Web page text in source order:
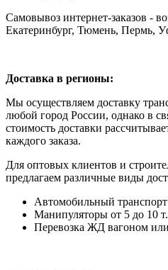
Самовывоз интернет-заказов -
Екатеринбург, Тюмень, Пермь,
Доставка в регионы:
Мы осуществляем доставку
любой город России, однако в
стоимость доставки
каждого заказа.
Для оптовых клиентов и
предлагаем различные виды
Автомобильный транспорт
Манипуляторы от 5 до 10 т.
Перевозка ЖД вагоном